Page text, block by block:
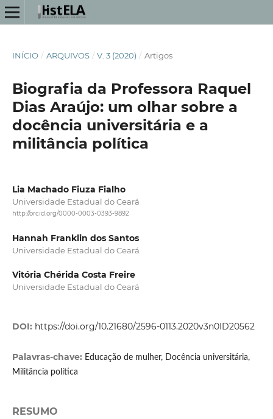
INÍCIO / ARQUIVOS / V. 3 (2020) / Artigos
Biografia da Professora Raquel
Dias Araújo: um olhar sobre a
docência universitária e a
militância política
Lia Machado Fiuza Fialho
Universidade Estadual do Ceará
http://orcid.org/0000-0003-0393-9892
Hannah Franklin dos Santos
Universidade Estadual do Ceará
Vitória Chérida Costa Freire
Universidade Estadual do Ceará
DOI: https://doi.org/10.21680/2596-0113.2020v3n0ID20562
Palavras-chave: Educação de mulher, Docência universitária,
Militância política
RESUMO